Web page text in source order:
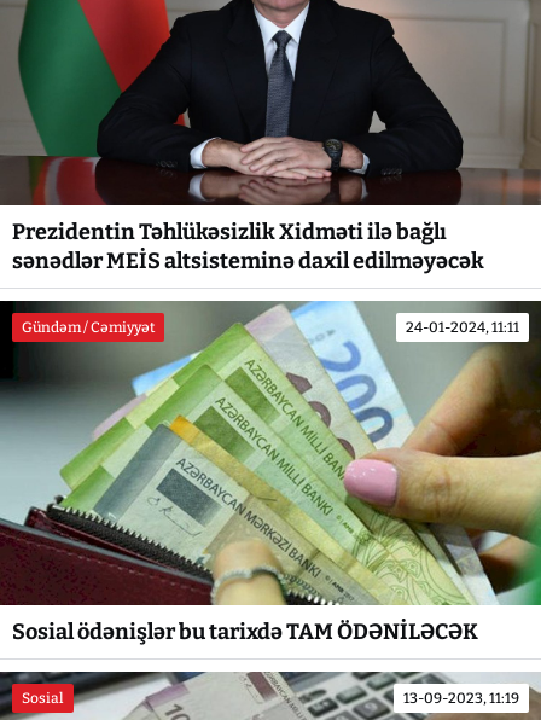
Prezidentin Təhlükəsizlik Xidməti ilə bağlı
sənədlər MEİS altsisteminə daxil edilməyəcək
Gündəm / Cəmiyyət 24-01-2024, 11:11
Sosial ödənişlər bu tarixdə TAM ÖDƏNİLƏCƏK
Sosial 13-09-2023, 11:19